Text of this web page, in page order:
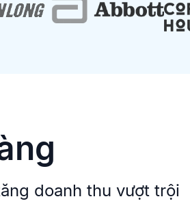
doanh thu vượt trội